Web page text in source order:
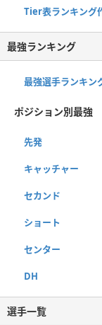
Tier表ランキング
最強ランキング
最強選手ランキン
ポジション別最強
先発
キャッチャー
セカンド
ショート
センター
DH
選手一覧